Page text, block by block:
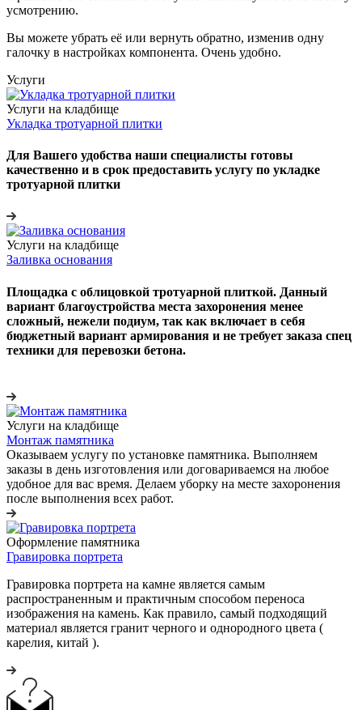
усмотрению.
Вы можете убрать её или вернуть обратно, изменив одну
галочку в настройках компонента. Очень удобно.
Услуги
Услуги на кладбище
Укладка тротуарной плитки
Для Вашего удобства наши специалисты готовы
качественно и в срок предоставить услугу по укладке
тротуарной плитки
Услуги на кладбище
Заливка основания
Площадка с облицовкой тротуарной плиткой. Данный
вариант благоустройства места захоронения менее
сложный, нежели подиум, так как включает в себя
бюджетный вариант армирования и не требует заказа спец
техники для перевозки бетона.
Услуги на кладбище
Монтаж памятника
Оказываем услугу по установке памятника. Выполняем
заказы в день изготовления или договариваемся на любое
удобное для вас время. Делаем уборку на месте захоронения
после выполнения всех работ.
Оформление памятника
Гравировка портрета
Гравировка портрета на камне является самым
распространенным и практичным способом переноса
изображения на камень. Как правило, самый подходящий
материал является гранит черного и однородного цвета (
карелия, китай ).